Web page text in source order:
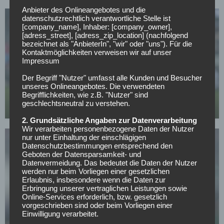
EINTRACHT FRANKFURT
Elye Wahi: Neuer Interessent aus der Süper Lig!
30.04.2026
EINTRACHT FRANKFURT
Krach um Riera – Wie lange geht das SGE-Theater
noch gut?
Anbieter des Onlineangebotes und die
datenschutzrechtlich verantwortliche Stelle ist
[company_name], Inhaber: [company_owner],
[adress_street], [adress_zip_location] (nachfolgend
bezeichnet als "AnbieterIn", "wir" oder "uns"). Für die
Kontaktmöglichkeiten verweisen wir auf unser
Impressum
Der Begriff "Nutzer" umfasst alle Kunden und Besucher
unseres Onlineangebotes. Die verwendeten
Begrifflichkeiten, wie z.B. "Nutzer" sind
geschlechtsneutral zu verstehen.
2. Grundsätzliche Angaben zur Datenverarbeitung
Wir verarbeiten personenbezogene Daten der Nutzer
nur unter Einhaltung der einschlägigen
Datenschutzbestimmungen entsprechend den
Geboten der Datensparsamkeit- und
Datenvermeidung. Das bedeutet die Daten der Nutzer
werden nur beim Vorliegen einer gesetzlichen
Erlaubnis, insbesondere wenn die Daten zur
Erbringung unserer vertraglichen Leistungen sowie
Online-Services erforderlich, bzw. gesetzlich
vorgeschrieben sind oder beim Vorliegen einer
Einwilligung verarbeitet.